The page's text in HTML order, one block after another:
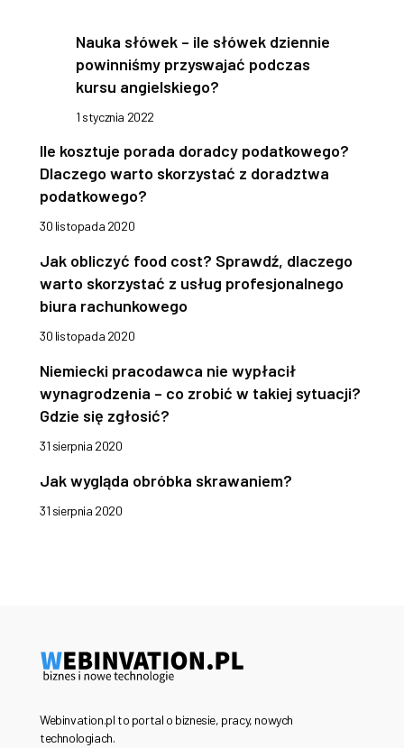
Nauka słówek – ile słówek dziennie
powinniśmy przyswajać podczas
kursu angielskiego?
1 stycznia 2022
Ile kosztuje porada doradcy podatkowego?
Dlaczego warto skorzystać z doradztwa
podatkowego?
30 listopada 2020
Jak obliczyć food cost? Sprawdź, dlaczego
warto skorzystać z usług profesjonalnego
biura rachunkowego
30 listopada 2020
Niemiecki pracodawca nie wypłacił
wynagrodzenia – co zrobić w takiej sytuacji?
Gdzie się zgłosić?
31 sierpnia 2020
Jak wygląda obróbka skrawaniem?
31 sierpnia 2020
Webinvation.pl to portal o biznesie, pracy, nowych
technologiach.